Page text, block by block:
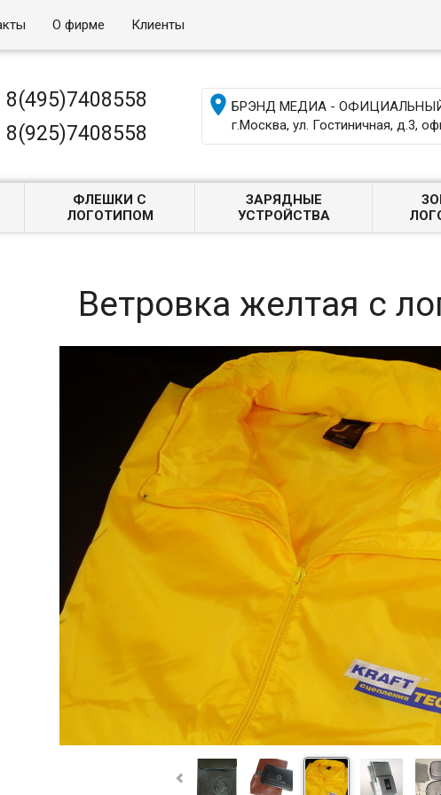
О фирме Клиенты
8(495)7408558
8(925)7408558
БРЭНД МЕДИА - ОФИЦИАЛЬНЫЙ
г.Москва, ул. Гостиничная, д.3,
ФЛЕШКИ С
ЛОГОТИПОМ
ЗАРЯДНЫЕ
УСТРОЙСТВА
Ветровка желтая с